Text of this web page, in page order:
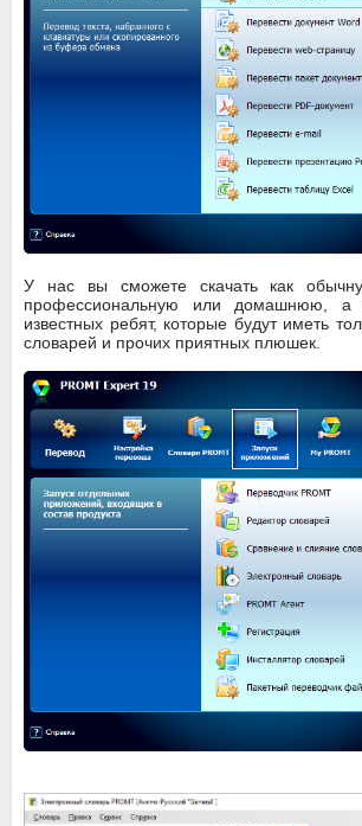
У нас вы сможете скачать как
профессиональную или домашнюю, а
известных ребят, которые будут иметь
словарей и прочих приятных плюшек.